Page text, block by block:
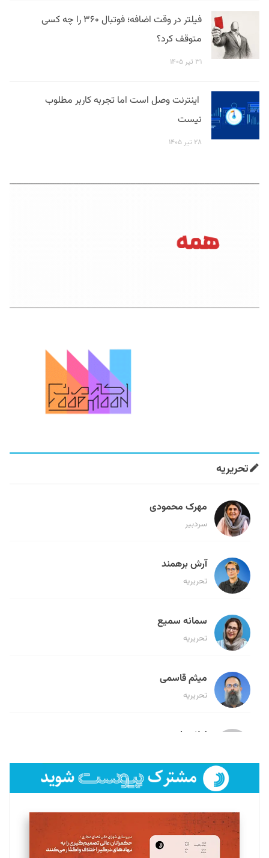
فیلتر در وقت اضافه؛ فوتبال ۳۶۰ را چه کسی
متوقف کرد؟
۳۱ تیر ۱۴۰۵
اینترنت وصل است اما تجربه کاربر مطلوب
نیست
۲۸ تیر ۱۴۰۵
تحریریه
مهرک محمودی
سردبیر
آرش برهمند
تحریریه
سمانه سمیع
تحریریه
میثم قاسمی
تحریریه
لیلا حنارود
فائزه فتحی رستمی
تحریریه
سروش کرمیان